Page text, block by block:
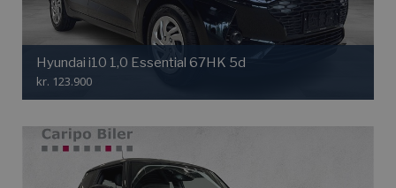
Hyundai i10 1,0 Essential 67HK 5d
kr. 123.900